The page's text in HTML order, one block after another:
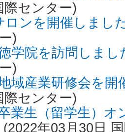
際センター)
ロンを開催しまし
)
学院を訪問しまし
)
域産業研修会を開
際センター)
業生（留学生）オ
(2022年03月30日